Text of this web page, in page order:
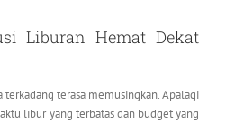
Liburan Hemat Dekat
terasa memusingkan. Apalagi
libur yang terbatas dan budget yang